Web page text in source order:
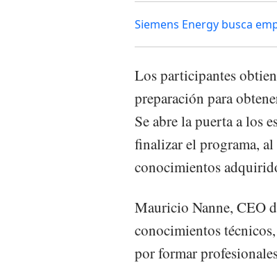
Siemens Energy busca
Los participantes
preparación para
Se abre la puerta a los
finalizar el programa,
conocimientos
Mauricio Nanne, CEO
conocimientos
por formar